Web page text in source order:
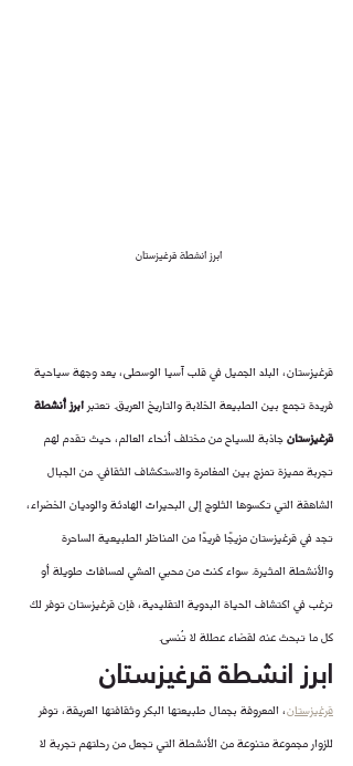
ابرز انشطة قرغيزستان
قرغيزستان، البلد الجميل في قلب آسيا الوسطى، يعد وجهة سياحية
فريدة تجمع بين الطبيعة الخلابة والتاريخ العريق. تعتبر ابرز أنشطة
قرغيزستان جاذبة للسياح من مختلف أنحاء العالم، حيث تقدم لهم
تجربة مميزة تمزج بين المغامرة والاستكشاف الثقافي. من الجبال
الشاهقة التي تكسوها الثلوج إلى البحيرات الهادئة والوديان الخضراء،
تجد في قرغيزستان مزيجًا فريدًا من المناظر الطبيعية الساحرة
والأنشطة المثيرة. سواء كنت من محبي المشي لمسافات طويلة أو
ترغب في اكتشاف الحياة البدوية التقليدية، فإن قرغيزستان توفر لك
كل ما تبحث عنه لقضاء عطلة لا تُنسى.
ابرز انشطة قرغيزستان
قرغيزستان، المعروفة بجمال طبيعتها البكر وثقافتها العريقة، توفر
للزوار مجموعة متنوعة من الأنشطة التي تجعل من رحلتهم تجربة لا